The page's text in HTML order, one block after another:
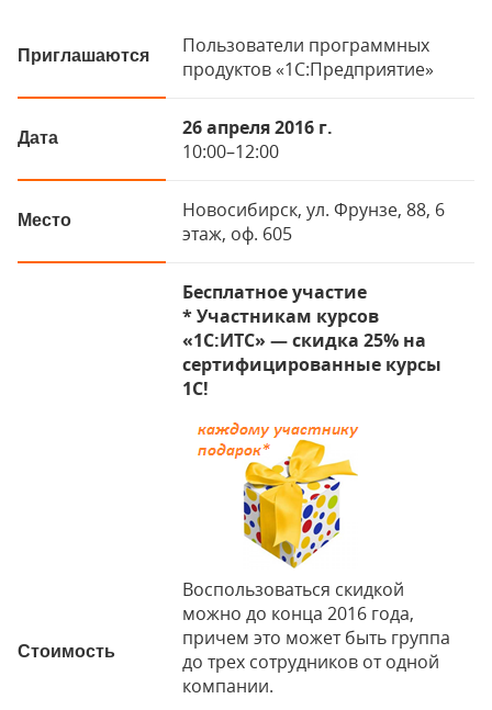
Приглашаются
Пользователи программных
продуктов «1С:Предприятие»
Дата
26 апреля 2016 г.
10:00–12:00
Место
Новосибирск, ул. Фрунзе, 88, 6
этаж, оф. 605
Стоимость
Бесплатное участие
* Участникам курсов
«1С:ИТС» — скидка 25% на
сертифицированные курсы
1С!
Воспользоваться скидкой
можно до конца 2016 года,
причем это может быть группа
до трех сотрудников от одной
компании.